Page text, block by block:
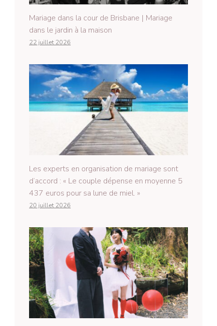
Mariage dans la cour de Brisbane | Mariage
dans le jardin à la maison
22 juillet 2026
Les experts en organisation de mariage sont
d’accord : « Le couple dépense en moyenne 5
437 euros pour sa lune de miel. »
20 juillet 2026